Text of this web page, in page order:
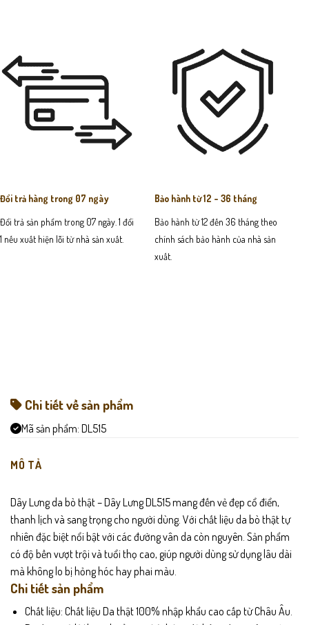
Đổi trả hàng trong 07 ngày
Đổi trả sản phẩm trong 07 ngày. 1 đổi
1 nếu xuất hiện lỗi từ nhà sản xuất.
Bảo hành từ 12 - 36 tháng
Bảo hành từ 12 đến 36 tháng theo
chính sách bảo hành của nhà sản
xuất.
Chi tiết về sản phẩm
Mã sản phẩm: DL515
MÔ TẢ
Dây Lưng da bò thật – Dây Lưng DL515 mang đến vẻ đẹp cổ điển,
thanh lịch và sang trọng cho người dùng. Với chất liệu da bò thật tự
nhiên đặc biệt nổi bật với các đường vân da còn nguyên. Sản phẩm
có độ bền vượt trội và tuổi thọ cao, giúp người dùng sử dụng lâu dài
mà không lo bị hỏng hóc hay phai màu.
Chi tiết sản phẩm
Chất liệu: Chất liệu Da thật 100% nhập khẩu cao cấp từ Châu Âu.